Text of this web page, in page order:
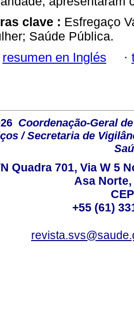
clave : Esfregaço
Saúde Pública.
resumen en Inglés ·
Coordenação-Geral
/ Secretaria de
Quadra 701, Via W 5
Asa
+55 (61)